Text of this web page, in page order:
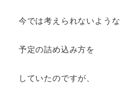
今では考えられないような
予定の詰め込み方を
していたのですが、